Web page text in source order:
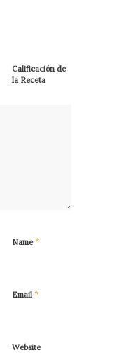
Calificación de
la Receta
Name*
Email *
Website